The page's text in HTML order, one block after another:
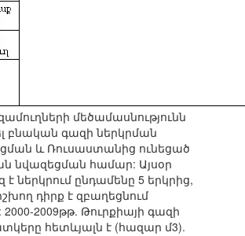
մեծամասնությունն
բնական գազի ներկրման
և Ռուսաստանից ունեցած
նվազեցման համար: Այսօր
ներկրում ընդամենը 5 երկրից,
դիրք է զբաղեցնում
2009թթ. Թուրքիայի գազի
հետևյալն է (հազար մ3).